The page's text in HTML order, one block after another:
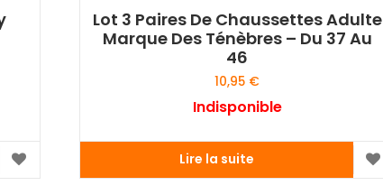
Lot 3 Paires De Chaussettes Adulte
Marque Des Ténèbres – Du 37 Au
46
10,95 €
Indisponible
Lire la suite